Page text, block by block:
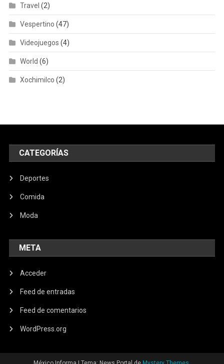
Travel (2)
Vespertino (47)
Videojuegos (4)
World (6)
Xochimilco (2)
CATEGORÍAS
Deportes
Comida
Moda
META
Acceder
Feed de entradas
Feed de comentarios
WordPress.org